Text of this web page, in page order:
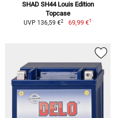
SHAD SH44 Louis Edition
Topcase
UVP 136,59 €2 69,99 €1